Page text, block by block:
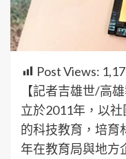
Post Views:
【記者吉雄世/高
立於2011年，以
的科技教育，培育
年在教育局與地方